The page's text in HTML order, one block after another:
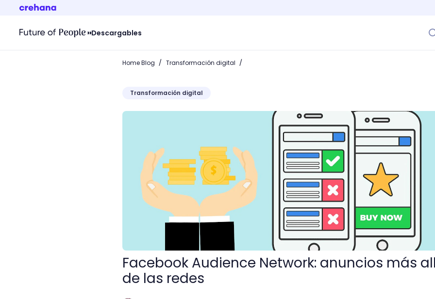
Descargables
Home Blog / Transformación digital /
Transformación digital
Facebook Audience Network: anuncios más allá de las redes
Facebook Audience Network: anuncios más
de las redes